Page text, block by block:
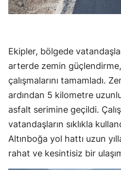
Ekipler, bölgede
arterde zemin
çalışmalarını tamamladı.
ardından 5 kilometre
asfalt serimine geçildi.
vatandaşların sıklıkla
Altınboğa yol hattı uzun
rahat ve kesintisiz bir